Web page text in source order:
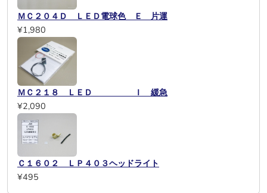
ＭＣ２０４Ｄ ＬＥＤ電球色 Ｅ 片運
¥1,980
ＭＣ２１８ ＬＥＤ Ｉ 緩急
¥2,090
Ｃ１６０２ ＬＰ４０３ヘッドライト
¥495